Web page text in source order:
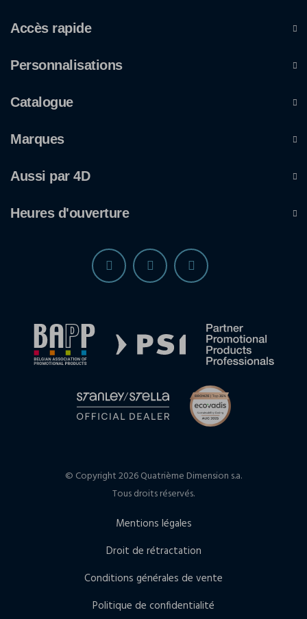
Accès rapide
Personnalisations
Catalogue
Marques
Aussi par 4D
Heures d'ouverture
© Copyright 2026 Quatrième Dimension s.a.
Tous droits réservés.
Mentions légales
Droit de rétractation
Conditions générales de vente
Politique de confidentialité